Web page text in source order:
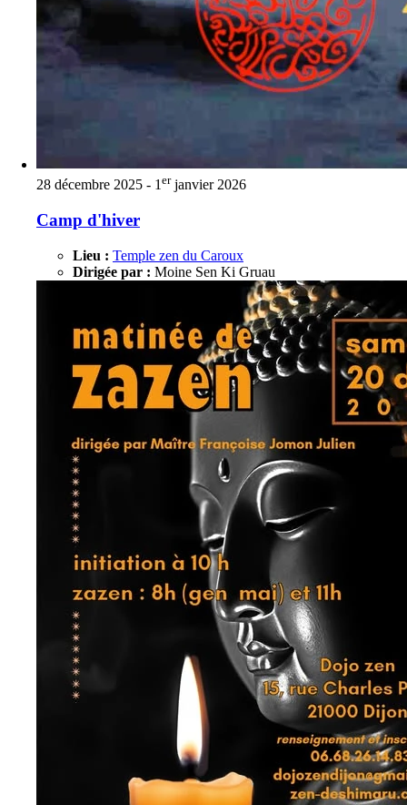
28 décembre 2025 - 1 erjanvier 2026
Camp d'hiver
Lieu : Temple zen du Caroux
Dirigée par : Moine Sen Ki Gruau